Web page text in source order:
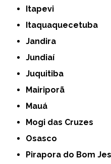
Itapevi
Itaquaquecetuba
Jandira
Jundiaí
Juquitiba
Mairiporã
Mauá
Mogi das Cruzes
Osasco
Pirapora do Bom